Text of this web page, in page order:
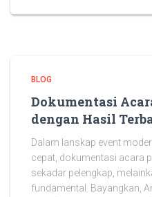
BLOG
Dokumentasi
dengan Hasil
Dalam lanskap event
cepat, dokumentasi acara
sekadar pelengkap,
fundamental. Bayangkan,